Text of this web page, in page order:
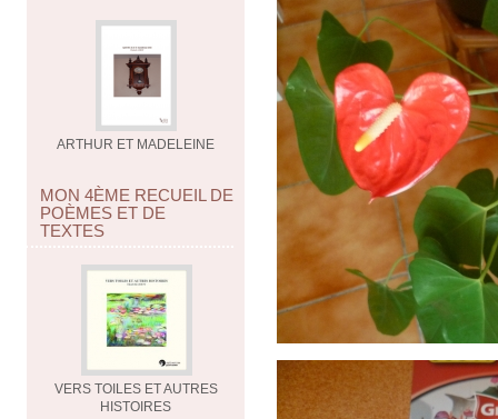
ARTHUR ET MADELEINE
MON 4ÈME RECUEIL DE
POÈMES ET DE
TEXTES
VERS TOILES ET AUTRES
HISTOIRES